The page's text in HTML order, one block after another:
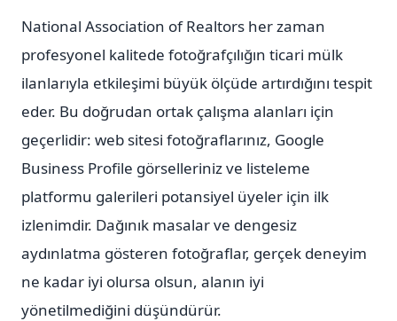
National Association of Realtors her zaman
profesyonel kalitede fotoğrafçılığın ticari mülk
ilanlarıyla etkileşimi büyük ölçüde artırdığını tespit
eder. Bu doğrudan ortak çalışma alanları için
geçerlidir: web sitesi fotoğraflarınız, Google
Business Profile görselleriniz ve listeleme
platformu galerileri potansiyel üyeler için ilk
izlenimdir. Dağınık masalar ve dengesiz
aydınlatma gösteren fotoğraflar, gerçek deneyim
ne kadar iyi olursa olsun, alanın iyi
yönetilmediğini düşündürür.